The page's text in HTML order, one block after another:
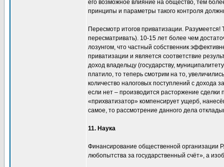
его возможное влияние на общество, тем
принципы и параметры такого контроля
Пересмотр итогов приватизации.
пересматривать). 10-15 лет более чем
лозунгом, что частный собственник
приватизации и является соответствие
доход владельцу (государству,
платило, то теперь смотрим на то,
количество налоговых поступлений с
если нет – производится расторжение сделки
«прихватизатор» компенсирует ущерб,
самое, то рассмотрение данного дела
11. Наука
Финансирование общественной организации
любопытства за государственный счёт», а